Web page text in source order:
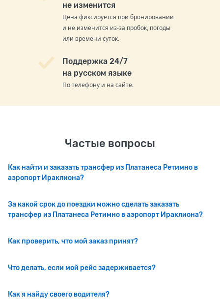
не изменится
Цена фиксируется при бронировании
и не изменится из-за пробок, погоды
или времени суток.
Поддержка 24/7
на русском языке
По телефону и на сайте.
Частые вопросы
Как найти и заказать трансфер из Платанеса Ретимно в
аэропорт Ираклиона?
За какой срок до поездки можно сделать заказать
трансфер из Платанеса Ретимно в аэропорт Ираклиона?
Как проверить, что мой заказ принят?
Что делать, если мой рейс задерживается?
Как я найду своего водителя?